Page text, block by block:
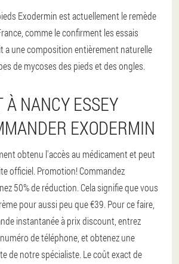
Exodermin est actuellement le remède
comme le confirment les essais
a une composition entièrement naturelle
de mycoses des pieds et des ongles.
À NANCY ESSEY
EXODERMIN
obtenu l'accès au médicament et peut
officiel. Promotion! Commandez
50% de réduction. Cela signifie que vous
pour aussi peu que €39. Pour ce faire,
instantanée à prix discount, entrez
de téléphone, et obtenez une
de notre spécialiste. Le coût exact de